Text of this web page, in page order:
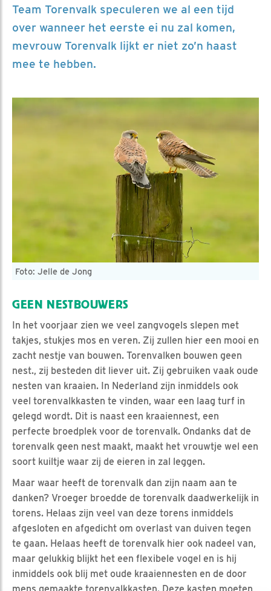
Team Torenvalk speculeren we al een tijd
over wanneer het eerste ei nu zal komen,
mevrouw Torenvalk lijkt er niet zo’n haast
mee te hebben.
Foto: Jelle de Jong
GEEN NESTBOUWERS
In het voorjaar zien we veel zangvogels slepen met
takjes, stukjes mos en veren. Zij zullen hier een mooi en
zacht nestje van bouwen. Torenvalken bouwen geen
nest., zij besteden dit liever uit. Zij gebruiken vaak oude
nesten van kraaien. In Nederland zijn inmiddels ook
veel torenvalkkasten te vinden, waar een laag turf in
gelegd wordt. Dit is naast een kraaiennest, een
perfecte broedplek voor de torenvalk. Ondanks dat de
torenvalk geen nest maakt, maakt het vrouwtje wel een
soort kuiltje waar zij de eieren in zal leggen.
Maar waar heeft de torenvalk dan zijn naam aan te
danken? Vroeger broedde de torenvalk daadwerkelijk in
torens. Helaas zijn veel van deze torens inmiddels
afgesloten en afgedicht om overlast van duiven tegen
te gaan. Helaas heeft de torenvalk hier ook nadeel van,
maar gelukkig blijkt het een flexibele vogel en is hij
inmiddels ook blij met oude kraaiennesten en de door
mens gemaakte torenvalkkasten. Deze kasten moeten